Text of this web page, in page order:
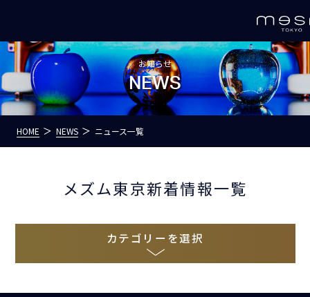
お知らせ
NEWS
HOME NEWS ニュース一覧
メズム東京新着情報一覧
カテゴリーを選択